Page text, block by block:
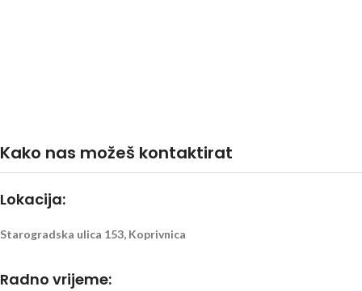
Kako nas možeš kontaktirat
Lokacija:
Starogradska ulica 153, Koprivnica
Radno vrijeme: